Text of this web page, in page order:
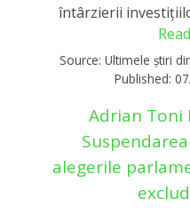
întârzierii
Source: Ultimele știri
Published:
Adrian Toni
alegerile